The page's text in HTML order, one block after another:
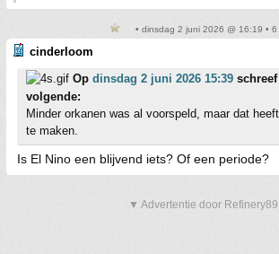
• dinsdag 2 juni 2026 @ 16:19 • 6
cinderloom
Op dinsdag 2 juni 2026 15:39 schreef
volgende:
Minder orkanen was al voorspeld, maar dat
te maken.
Is El Nino een blijvend iets? Of een periode?
▼ Advertentie door Refinery89